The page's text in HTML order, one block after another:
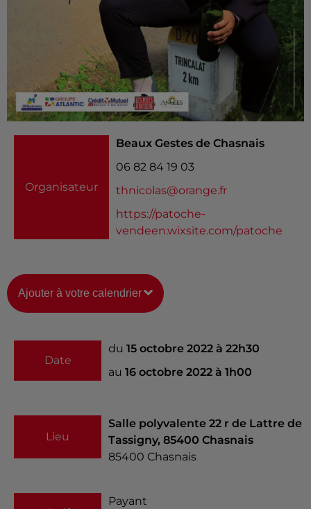
Organisateur
Beaux Gestes de Chasnais
06 82 84 19 03
thnicolas@orange.fr
https://patoche-
vendeen.wixsite.com/patoche
Ajouter à votre calendrier
Date
du 15 octobre 2022 à 22h30
au 16 octobre 2022 à 1h00
Lieu
Salle polyvalente 22 r de Lattre de
Tassigny, 85400 Chasnais
85400 Chasnais
Payant